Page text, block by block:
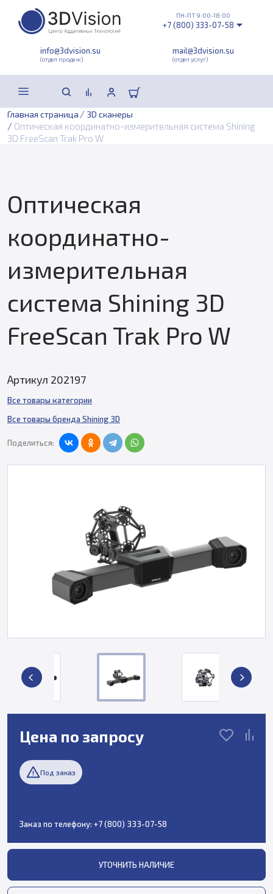
info@3dvision.su
(отдел продаж)
mail@3dvision.su
(отдел услуг)
ПН-ПТ 9:00-18:00
+7 (800) 333-07-58
Главная страница / 3D сканеры
/ Оптическая координатно-измерительная система Shining
3D FreeScan Trak Pro W
Оптическая
координатно-
измерительная
система Shining 3D
FreeScan Trak Pro W
Артикул 202197
Все товары категории
Все товары бренда Shining 3D
Поделиться:
Цена по запросу
Под заказ
Заказ по телефону: +7 (800) 333-07-58
УТОЧНИТЬ НАЛИЧИЕ